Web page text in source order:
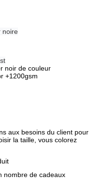
noire
noir de couleur
+1200gsm
aux besoins du client pour
la taille, vous colorez
nombre de cadeaux